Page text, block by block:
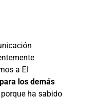
a El
los demás
porque ha sabido